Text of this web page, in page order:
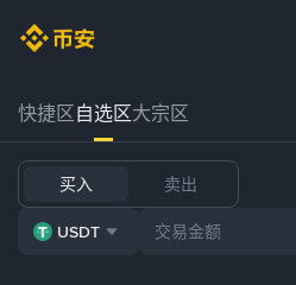
快捷区自选区大宗区
买入 卖出
USDT